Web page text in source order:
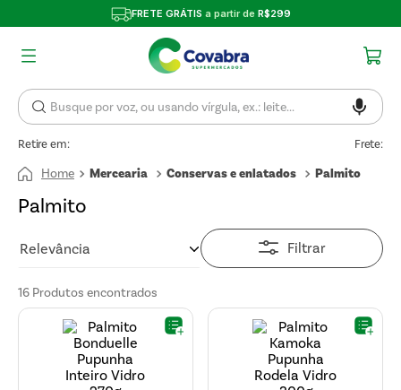
FRETE GRÁTIS a partir de R$299
Retire em: Frete:
Mercearia Conservas e enlatados Palmito
Palmito
Relevância Filtrar
16 Produtos